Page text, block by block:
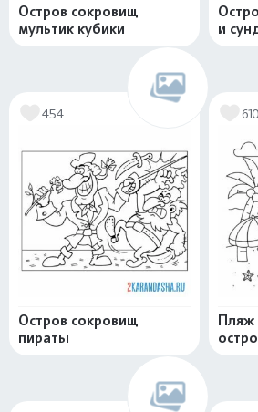
Остров сокровищ
мультик кубики
и
454
Остров сокровищ
пираты
610
Пляж